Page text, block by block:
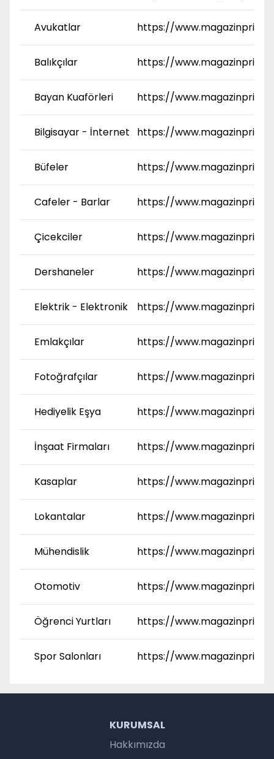
Avukatlar https://
Balıkçılar https://
Bayan Kuaförleri https://
Bilgisayar - İnternet https://
Büfeler https://
Cafeler - Barlar https://
Çicekciler https://
Dershaneler https://
Elektrik - Elektronik https://
Emlakçılar https://
Fotoğrafçılar https://
Hediyelik Eşya https://
İnşaat Firmaları https://
Kasaplar https://
Lokantalar https://
Mühendislik https://
Otomotiv https://
Öğrenci Yurtları https://
Spor Salonları https://
KURUMSAL
Hakkımızda